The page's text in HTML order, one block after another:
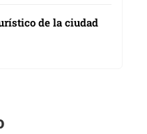
de la ciudad